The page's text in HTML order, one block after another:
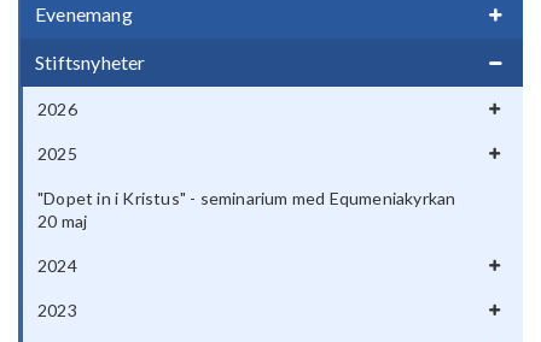
Evenemang
Stiftsnyheter
2026
2025
"Dopet in i Kristus" - seminarium med Equmeniakyrkan
20 maj
2024
2023